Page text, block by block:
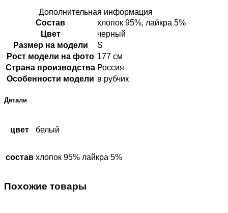
Дополнительная информация
Состав
хлопок 95%, лайкра 5%
Цвет
черный
Размер на модели
S
Рост модели на фото 177 см
Страна производства Россия
Особенности модели в рубчик
Детали
цвет белый
состав хлопок 95% лайкра 5%
Похожие товары